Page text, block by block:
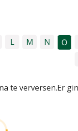
L M N O
te verversen.Er